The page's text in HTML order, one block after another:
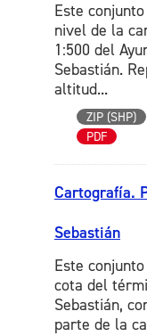
Este
nivel de la
1:500 del
Sebastián.
altitud...
ZIP (SHP)
PDF
Cartografía.
Sebastián
Este
cota del
Sebastián,
parte de la